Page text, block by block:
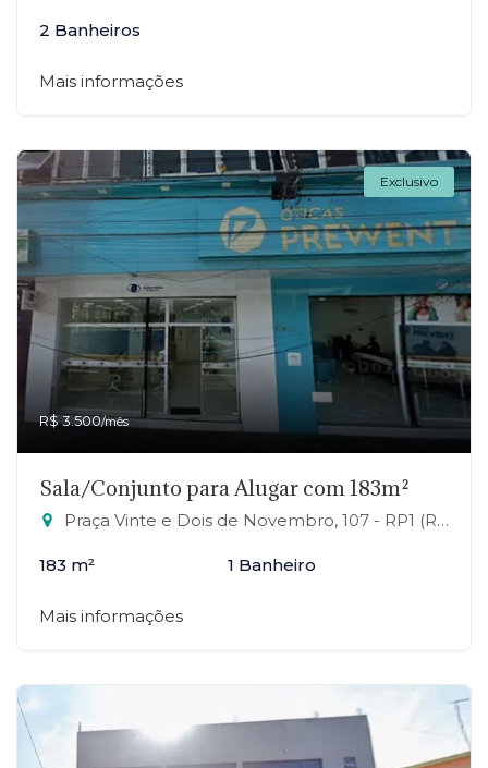
2 Banheiros
Mais informações
Exclusivo
R$ 3.500/mês
Sala/Conjunto para Alugar com 183m²
Praça Vinte e Dois de Novembro, 107 - RP1 (Regiões de Planejamento), Mauá-SP
183 m² 1 Banheiro
Mais informações